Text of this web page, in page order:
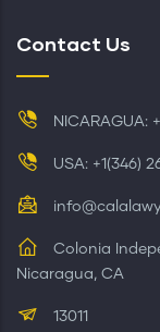
Contact Us
NICARAGUA:
USA: +1(346)
Colonia
Nicaragua, CA
13011